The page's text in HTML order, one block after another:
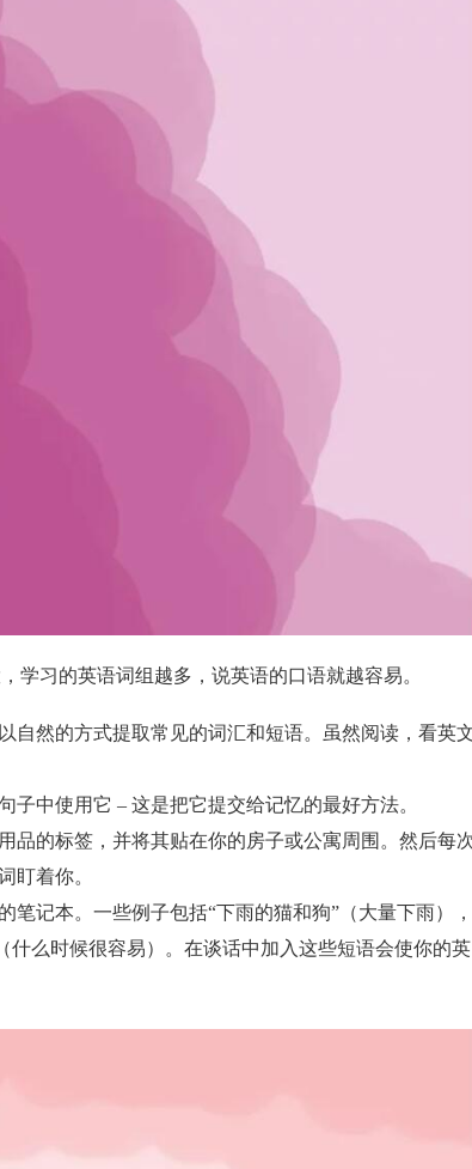
学习的英语词组越多，说英语的口语就越容易。
自然的方式提取常见的词汇和短语。虽然阅读，看英
中使用它 – 这是把它提交给记忆的最好方法。
品的标签，并将其贴在你的房子或公寓周围。然后每
盯着你。
记本。一些例子包括“下雨的猫和狗”（大量下雨），
什么时候很容易）。在谈话中加入这些短语会使你的英